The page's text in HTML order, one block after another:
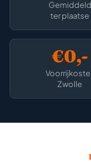
Gemiddeld
ter plaatse
€0,-
Zwolle